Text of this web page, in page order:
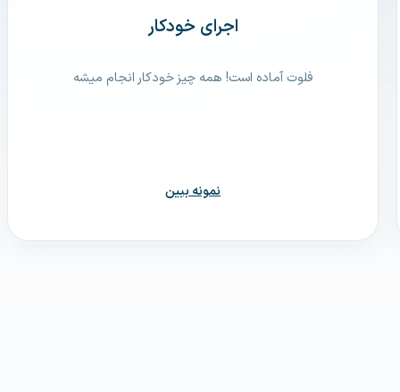
اجرای خودکار
فلوت آماده است! همه چیز خودکار انجام میشه
نمونه ببین